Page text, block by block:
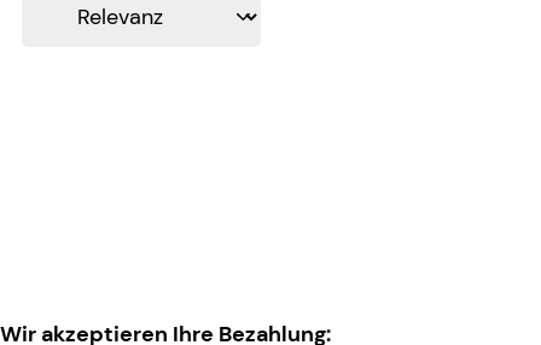
Wir akzeptieren Ihre Bezahlung: